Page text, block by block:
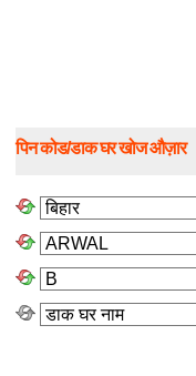
पिन कोड/डाक घर खोज औज़ार